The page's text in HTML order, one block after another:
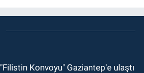
"Filistin Konvoyu" Gaziantep'e ulaştı